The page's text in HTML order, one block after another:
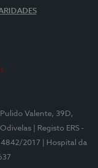
Pulido Valente, 39D,
| Registo ERS -
2017
| Hospital da